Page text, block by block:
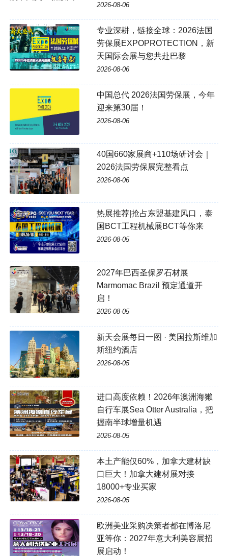
2026-08-06
专业深耕，链接全球：2026法国
劳保展EXPOPROTECTION，新
天国际会展与您共赴巴黎
2026-08-06
中国总代 2026法国劳保展，今年
迎来第30届！
2026-08-06
40国660家展商+110场研讨会｜
2026法国劳保展完整看点
2026-08-06
热展推荐|抢占东盟基建风口，泰
国BCT工程机械展BCT等你来
2026-08-05
2027年巴西圣保罗石材展
Marmomac Brazil 预定通道开
启！
2026-08-05
新天会展每日一图 · 美国拉斯维加
斯纽约酒店
2026-08-05
进口高度依赖！2026年澳洲海獭
自行车展Sea Otter Australia，把
握南半球增量机遇
2026-08-05
本土产能仅60%，加拿大建材缺
口巨大！加拿大建材展对接
18000+专业买家
2026-08-05
欧洲美业采购决策者都在博洛尼
亚等你：2027年意大利美容展招
展启动！